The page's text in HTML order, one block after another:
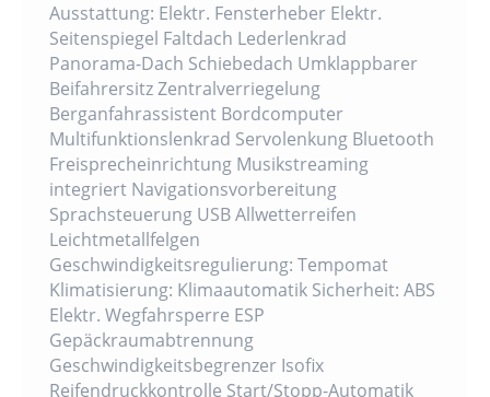
Ausstattung: Elektr. Fensterheber Elektr.
Seitenspiegel Faltdach Lederlenkrad
Panorama-Dach Schiebedach Umklappbarer
Beifahrersitz Zentralverriegelung
Berganfahrassistent Bordcomputer
Multifunktionslenkrad Servolenkung Bluetooth
Freisprecheinrichtung Musikstreaming
integriert Navigationsvorbereitung
Sprachsteuerung USB Allwetterreifen
Leichtmetallfelgen
Geschwindigkeitsregulierung: Tempomat
Klimatisierung: Klimaautomatik Sicherheit: ABS
Elektr. Wegfahrsperre ESP
Gepäckraumabtrennung
Geschwindigkeitsbegrenzer Isofix
Reifendruckkontrolle Start/Stopp-Automatik